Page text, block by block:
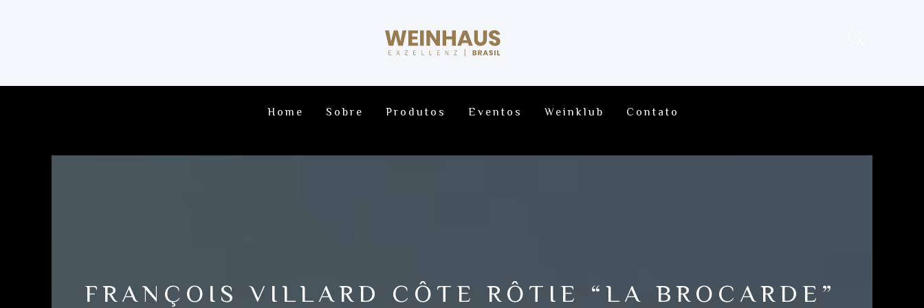
Home Sobre Produtos Eventos Weinklub Contato
FRANÇOIS VILLARD CÔTE RÔTIE “LA BROCARDE”